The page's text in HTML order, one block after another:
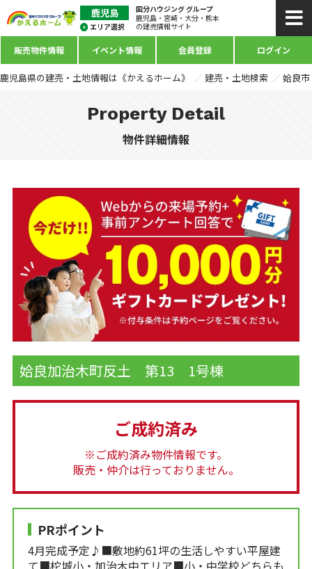
国分ハウジング グループ
鹿児島・宮崎・大分・熊本
の建売情報サイト
販売物件情報 イベント情報 会員登録 ログイン
鹿児島県の建売・土地情報は《かえるホーム》 建売・土地検索 姶良市
Property Detail
物件詳細情報
姶良加治木町反土 第13 1号棟
ご成約済み
※ご成約済み物件情報です。
販売・仲介は行っておりません。
PRポイント
4月完成予定♪■敷地約61坪の生活しやすい平屋建
て■柁城小・加治木中エリア■小・中学校どちらも